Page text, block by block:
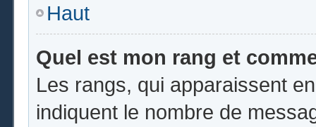
Haut
Quel est mon rang et
Les rangs, qui apparaissent
indiquent le nombre de